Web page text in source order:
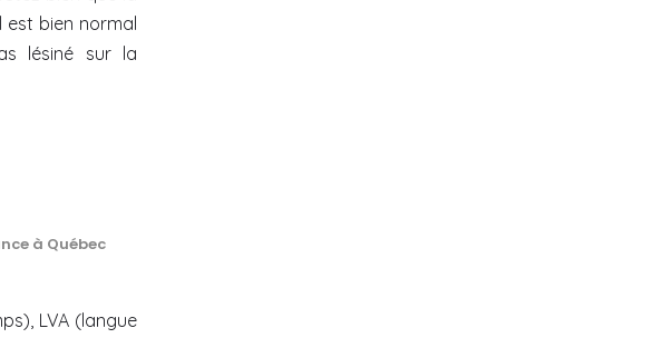
est bien normal
lésiné sur la
à Québec
LVA (langue